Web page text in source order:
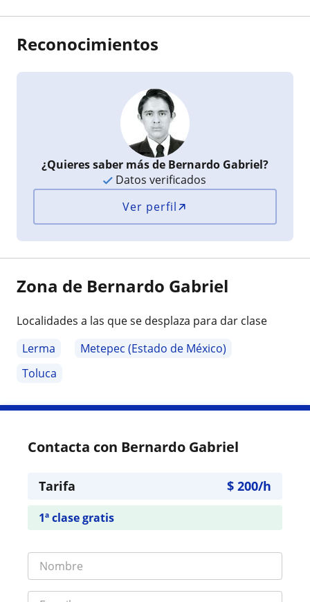
Reconocimientos
¿Quieres saber más de Bernardo Gabriel?
Datos verificados
Ver perfil
Zona de Bernardo Gabriel
Localidades a las que se desplaza para dar clase
Lerma
Metepec (Estado de México)
Toluca
Contacta con Bernardo Gabriel
Tarifa $ 200/h
1ª clase gratis